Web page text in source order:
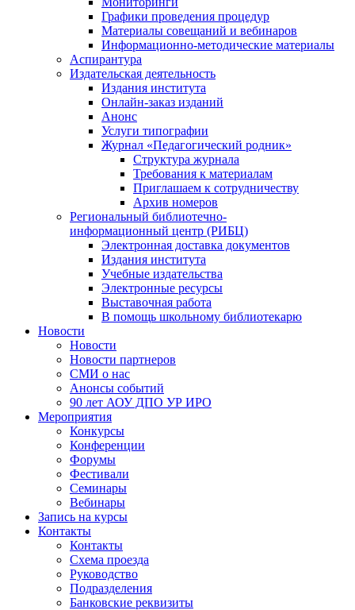
Графики проведения процедур
Материалы совещаний и вебинаров
Информационно-методические материалы
Аспирантура
Издательская деятельность
Издания института
Онлайн-заказ изданий
Анонс
Услуги типографии
Журнал «Педагогический родник»
Структура журнала
Требования к материалам
Приглашаем к сотрудничеству
Архив номеров
Региональный библиотечно-
информационный центр (РИБЦ)
Электронная доставка документов
Издания института
Учебные издательства
Электронные ресурсы
Выставочная работа
В помощь школьному библиотекарю
Новости
Новости
Новости партнеров
СМИ о нас
Анонсы событий
90 лет АОУ ДПО УР ИРО
Мероприятия
Конкурсы
Конференции
Форумы
Фестивали
Семинары
Вебинары
Запись на курсы
Контакты
Контакты
Схема проезда
Руководство
Подразделения
Банковские реквизиты